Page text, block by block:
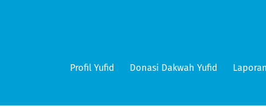
Profil Yufid Donasi Dakwah Yufid